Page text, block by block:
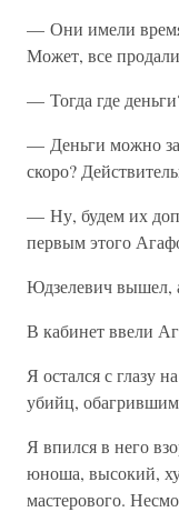
— Они имели время
Может, все
— Тогда где
— Деньги можно
скоро?
— Ну, будем их
первым этого
Юдзелевич вышел,
В кабинет ввели
Я остался с глазу
убийц,
Я впился в него
юноша, высокий,
мастерового.